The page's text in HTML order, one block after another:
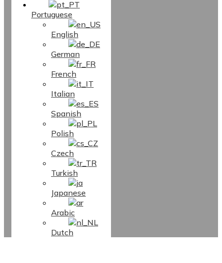
Portuguese
English
German
French
Italian
Spanish
Polish
Czech
Turkish
Japanese
Arabic
Dutch